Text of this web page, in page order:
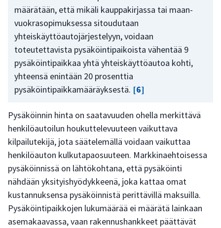
määrätään, että mikäli kauppakirjassa tai maan-
vuokrasopimuksessa sitoudutaan
yhteiskäyttöautojärjestelyyn, voidaan
toteutettavista pysäköintipaikoista vähentää 9
pysäköintipaikkaa yhtä yhteiskäyttöautoa kohti,
yhteensä enintään 20 prosenttia
pysäköintipaikkamääräyksestä. [6]
Pysäköinnin hinta on saatavuuden ohella merkittävä
henkilöautoilun houkuttelevuuteen vaikuttava
kilpailutekijä, jota säätelemällä voidaan vaikuttaa
henkilöauton kulkutapaosuuteen. Markkinaehtoisessa
pysäköinnissä on lähtökohtana, että pysäköinti
nähdään yksityishyödykkeenä, joka kattaa omat
kustannuksensa pysäköinnistä perittävillä maksuilla.
Pysäköintipaikkojen lukumäärää ei määrätä lainkaan
asemakaavassa, vaan rakennushankkeet päättävät